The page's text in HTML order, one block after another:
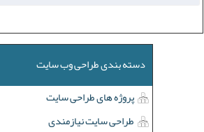
دسته بندی طراحی وب سایت
پروژه های طراحی سایت
طراحی سایت نیازمندی